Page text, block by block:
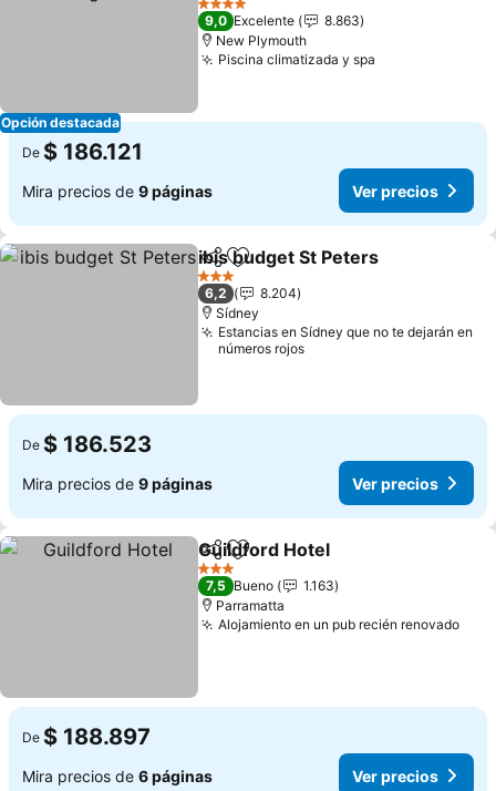
Opción destacada
Ver precios
4 Estrellas
9,0 Excelente
8.863
New Plymouth
Piscina climatizada y spa
De $ 186.121
Mira precios de 9 páginas Ver precios
CompartirAgregar a favoritos
ibis budget St Peters
3 Estrellas
6,2
8.204
Sídney
Estancias en Sídney que no te dejarán en
números rojos
De $ 186.523
Mira precios de 9 páginas Ver precios
CompartirAgregar a favoritos
Guildford Hotel
3 Estrellas
7,5 Bueno
1.163
Parramatta
Alojamiento en un pub recién renovadoVer
De $ 188.897
Mira precios de 6 páginas Ver precios